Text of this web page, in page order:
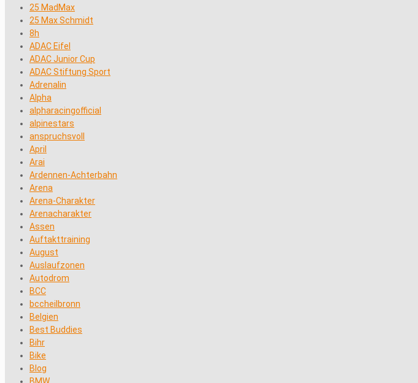
25 MadMax
25 Max Schmidt
8h
ADAC Eifel
ADAC Junior Cup
ADAC Stiftung Sport
Adrenalin
Alpha
alpharacingofficial
alpinestars
anspruchsvoll
April
Arai
Ardennen-Achterbahn
Arena
Arena-Charakter
Arenacharakter
Assen
Auftakttraining
August
Auslaufzonen
Autodrom
BCC
bccheilbronn
Belgien
Best Buddies
Bihr
Bike
Blog